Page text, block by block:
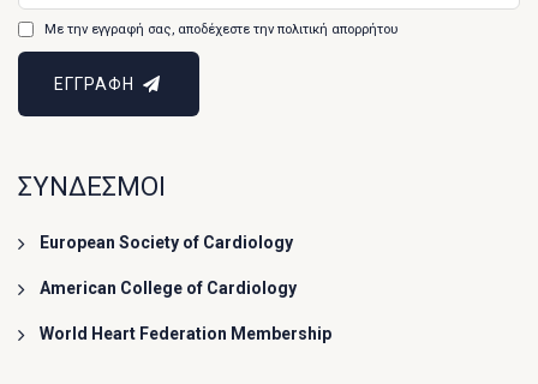
Με την εγγραφή σας, αποδέχεστε την πολιτική απορρήτου
ΕΓΓΡΑΦΗ
ΣΥΝΔΕΣΜΟΙ
European Society of Cardiology
American College of Cardiology
World Heart Federation Membership